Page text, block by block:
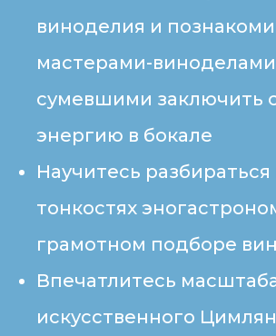
виноделия и
мастерами-
сумевшими заключить
энергию в бокале
Научитесь разбираться
тонкостях
грамотном подборе
Впечатлитесь
искусственного